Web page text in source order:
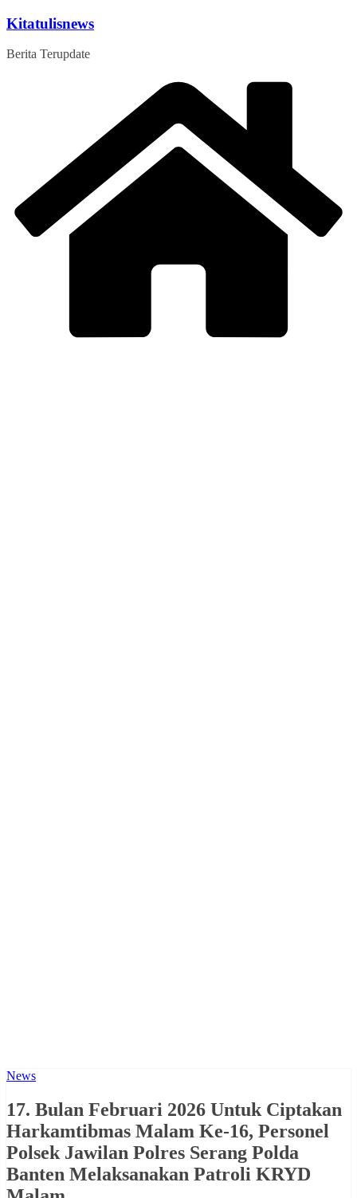
Skip
content
Kitatulisnews
Berita Terupdate
News
17. Bulan Februari 2026 Untuk Ciptakan
Harkamtibmas Malam Ke-16, Personel
Polsek Jawilan Polres Serang Polda
Banten Melaksanakan Patroli KRYD